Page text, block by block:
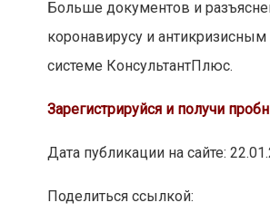
Больше документов и
коронавирусу и
системе КонсультантПлюс.
Зарегистрируйся и получи
Дата публикации на сайте:
Поделиться ссылкой: